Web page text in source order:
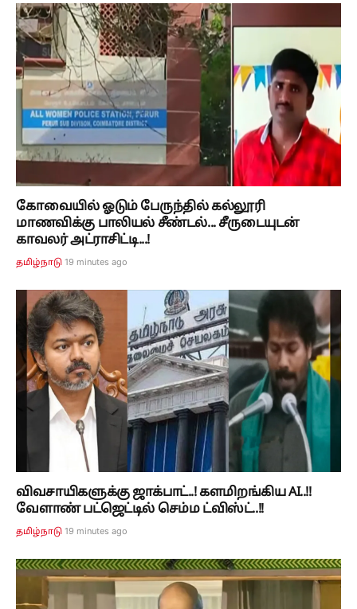
கோவையில் ஓடும் பேருந்தில் கல்லூரி
மாணவிக்கு பாலியல் சீண்டல்... சீருடையுடன்
காவலர் அட்ராசிட்டி...!
தமிழ்நாடு 19 minutes ago
விவசாயிகளுக்கு ஜாக்பாட்..! களமிறங்கிய AI..!!
வேளாண் பட்ஜெட்டில் செம்ம ட்விஸ்ட்..!!
தமிழ்நாடு 19 minutes ago